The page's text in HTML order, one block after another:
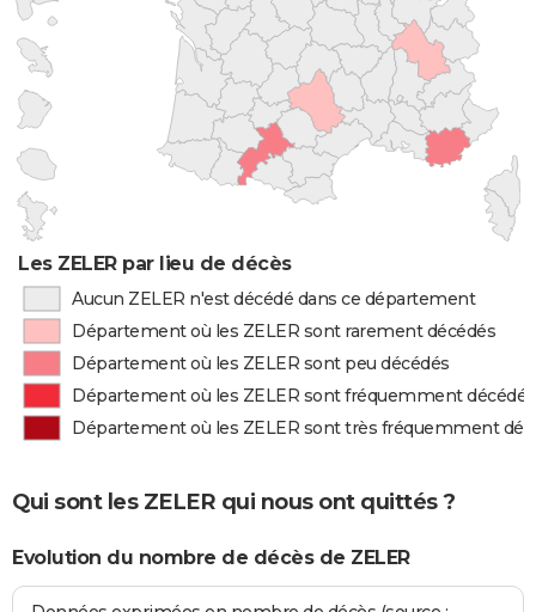
Les ZELER par lieu de décès
Aucun ZELER n'est décédé dans ce département
Département où les ZELER sont rarement décédés
Département où les ZELER sont peu décédés
Département où les ZELER sont fréquemment décédés
Département où les ZELER sont très fréquemment
Qui sont les ZELER qui nous ont quittés ?
Evolution du nombre de décès de ZELER